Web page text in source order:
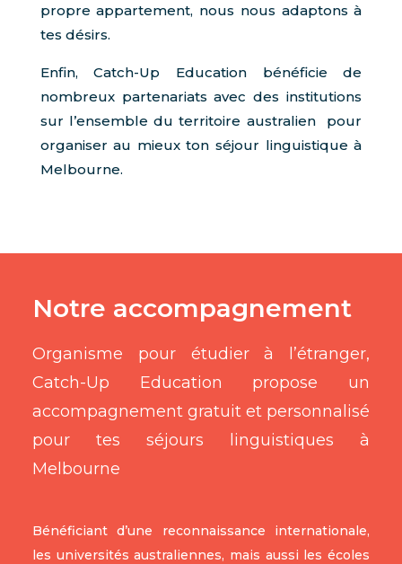
propre appartement, nous nous adaptons à
tes désirs.
Enfin, Catch-Up Education bénéficie de
nombreux partenariats avec des institutions
sur l’ensemble du territoire australien pour
organiser au mieux ton séjour linguistique à
Melbourne.
Notre accompagnement
Organisme pour étudier à l’étranger,
Catch-Up Education propose un
accompagnement gratuit et personnalisé
pour tes séjours linguistiques à
Melbourne
Bénéficiant d’une reconnaissance internationale,
les universités australiennes, mais aussi les écoles